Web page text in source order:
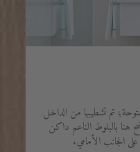
تم تشطيبها من الداخل
هنا بالبلوط الناعم داكن
الجانب الأمامي.